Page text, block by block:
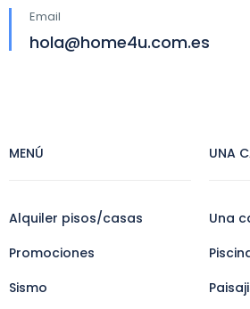
Email
hola@home4u.com.es
MENÚ
Alquiler pisos/casas
Promociones
Sismo
UNA
Una